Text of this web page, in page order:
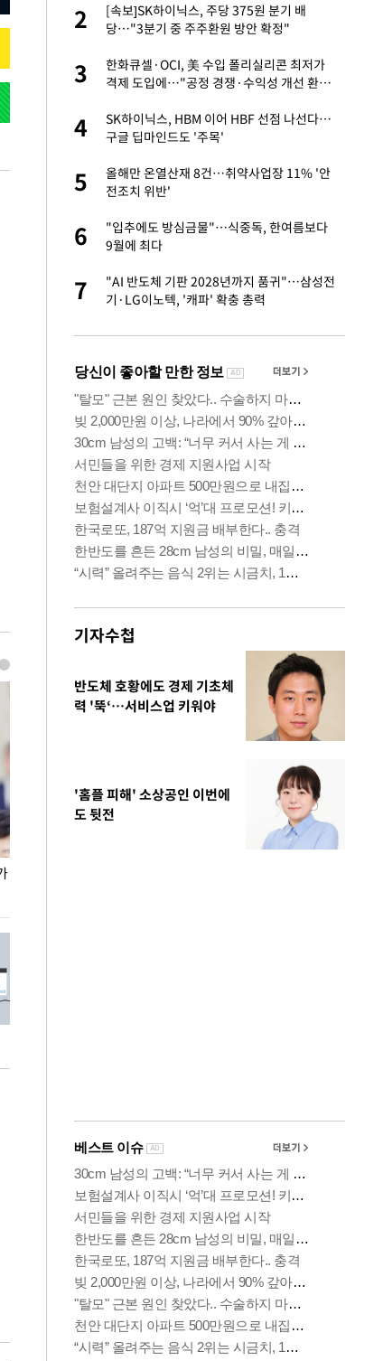
봤습니
'
락 끊어"
행하더
결정…3
2
[속보]SK하이닉스, 주당 375원 분기 배
당…"3분기 중 주주환원 방안 확정"
3
한화큐셀·OCI, 美 수입 폴리실리콘 최저가
격제 도입에…"공정 경쟁·수익성 개선 환
4
SK하이닉스, HBM 이어 HBF 선점 나선다…
구글 딥마인드도 '주목'
5
올해만 온열산재 8건…취약사업장 11% '안
전조치 위반'
6
"입추에도 방심금물"…식중독, 한여름보다
9월에 최다
7
"AI 반도체 기판 2028년까지 품귀"…삼성전
기·LG이노텍, '캐파' 확충 총력
기자수첩
반도체 호황에도 경제 기초체
력 '뚝‘…서비스업 키워야
'홈플 피해' 소상공인 이번에
도 뒷전